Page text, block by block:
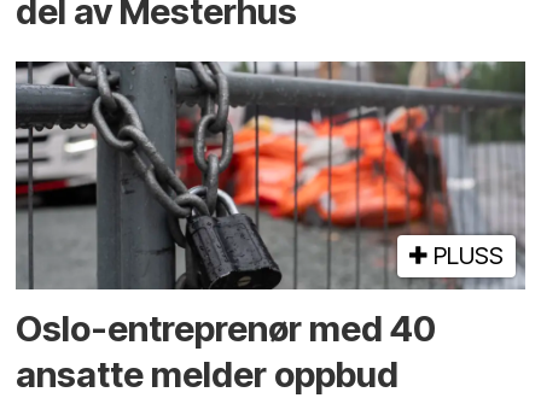
del av Mesterhus
PLUSS
Oslo-entreprenør med 40
ansatte melder oppbud